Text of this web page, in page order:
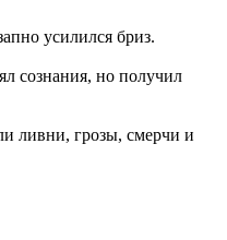
усилился бриз.
сознания, но получил
ливни, грозы, смерчи и